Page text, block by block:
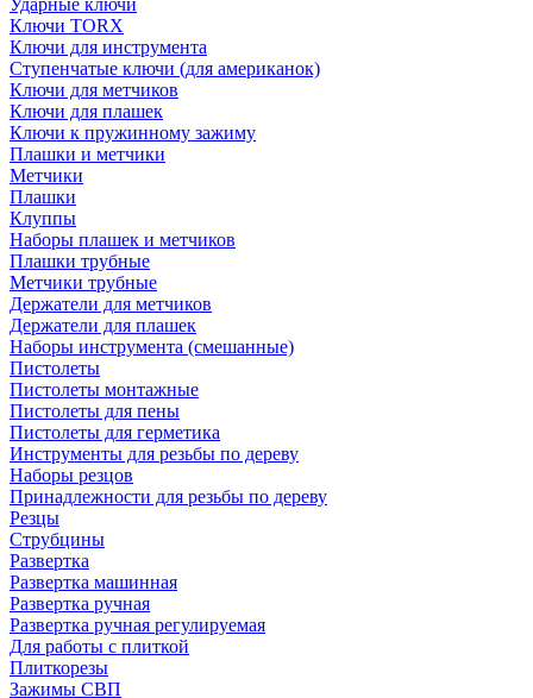
Ударные ключи
Ключи TORX
Ключи для инструмента
Ступенчатые ключи (для американок)
Ключи для метчиков
Ключи для плашек
Ключи к пружинному зажиму
Плашки и метчики
Метчики
Плашки
Клуппы
Наборы плашек и метчиков
Плашки трубные
Метчики трубные
Держатели для метчиков
Держатели для плашек
Наборы инструмента (смешанные)
Пистолеты
Пистолеты монтажные
Пистолеты для пены
Пистолеты для герметика
Инструменты для резьбы по дереву
Наборы резцов
Принадлежности для резьбы по дереву
Резцы
Струбцины
Развертка
Развертка машинная
Развертка ручная
Развертка ручная регулируемая
Для работы с плиткой
Плиткорезы
Зажимы СВП